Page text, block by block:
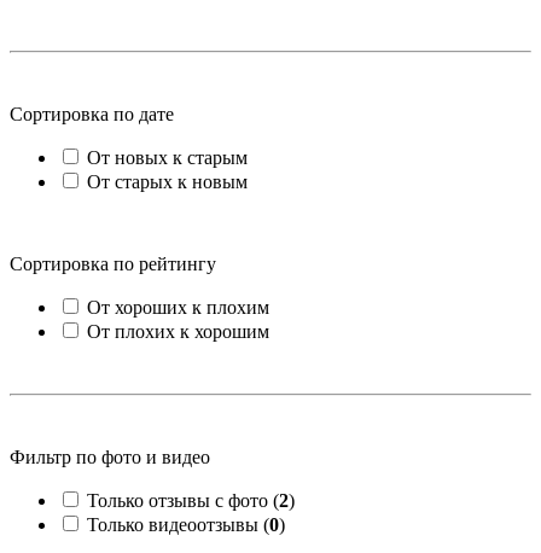
Сортировка по дате
От новых к старым
От старых к новым
Сортировка по рейтингу
От хороших к плохим
От плохих к хорошим
Фильтр по фото и видео
Только отзывы с фото (2)
Только видеоотзывы (0)